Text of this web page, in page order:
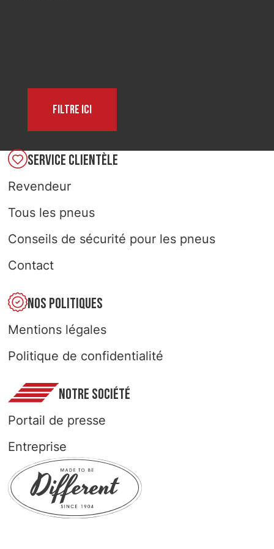
Filtre ici
SERVICE CLIENTÈLE
Revendeur
Tous les pneus
Conseils de sécurité pour les pneus
Contact
NOS POLITIQUES
Mentions légales
Politique de confidentialité
NOTRE SOCIÉTÉ
Portail de presse
Entreprise